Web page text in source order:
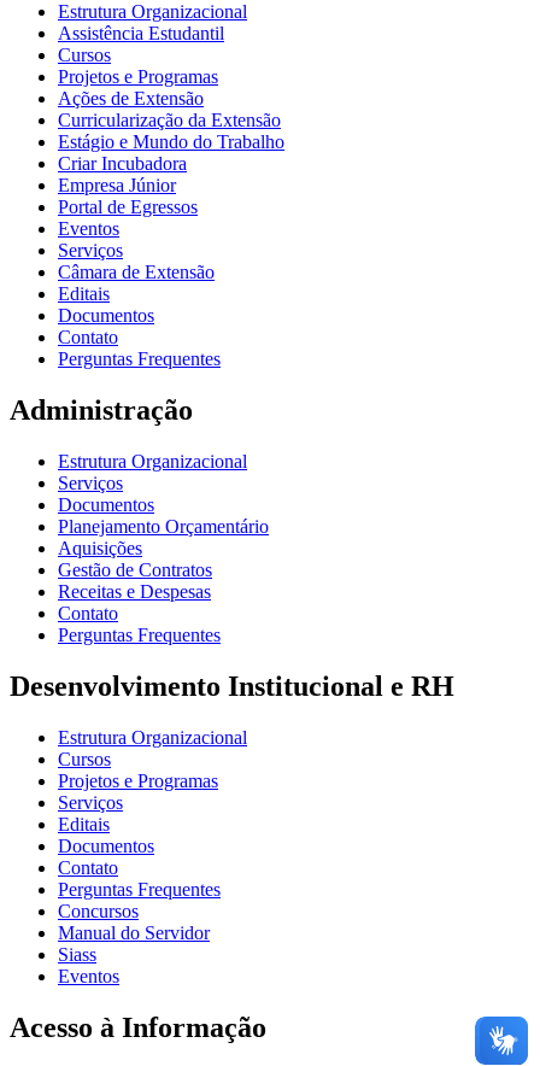
Estrutura Organizacional
Assistência Estudantil
Cursos
Projetos e Programas
Ações de Extensão
Curricularização da Extensão
Estágio e Mundo do Trabalho
Criar Incubadora
Empresa Júnior
Portal de Egressos
Eventos
Serviços
Câmara de Extensão
Editais
Documentos
Contato
Perguntas Frequentes
Administração
Estrutura Organizacional
Serviços
Documentos
Planejamento Orçamentário
Aquisições
Gestão de Contratos
Receitas e Despesas
Contato
Perguntas Frequentes
Desenvolvimento Institucional e RH
Estrutura Organizacional
Cursos
Projetos e Programas
Serviços
Editais
Documentos
Contato
Perguntas Frequentes
Concursos
Manual do Servidor
Siass
Eventos
Acesso à Informação